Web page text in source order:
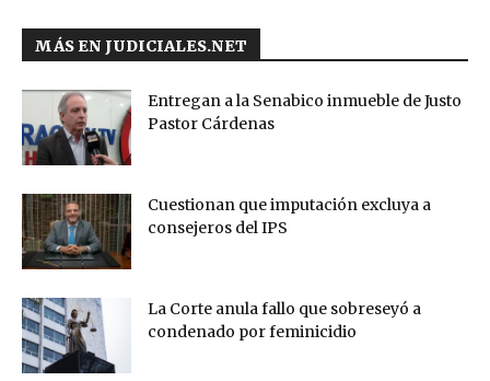
MÁS EN JUDICIALES.NET
Entregan a la Senabico inmueble de Justo
Pastor Cárdenas
Cuestionan que imputación excluya a
consejeros del IPS
La Corte anula fallo que sobreseyó a
condenado por feminicidio